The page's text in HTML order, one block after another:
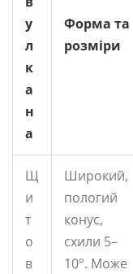
у
л
к
а
н
а
Форма та
розміри
Щ
и
т
о
в
Широкий,
пологий
конус,
схили 5–
10°. Може